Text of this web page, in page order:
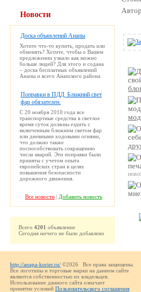
Новости
Доска объявлений Анапы
Хотите что-то купить, продать или
обменять? Хотите, чтобы о Вашем
предложении узнало как можно
больше людей? Для этого и содана
– доска бесплатных объявлений
Анапы и всего Анапского района
Поправки в ПДД. Ближний свет
фар обязателен.
С 20 ноября 2010 года все
транспортные средства в светлое
время суток должны ездить с
включенным ближним светом фар
или дневными ходовыми огнями,
что должно также
поспособствовать сокращению
числа аварий. Эти поправки были
приняты с учетом опыта
европейских стран в целях
повышения безопасности
дорожного движения.
Все новости| Добавить новость
Всего 4201 объявление
Сегодня ничего не было добавлено
http://anapa-kurier.ru/ ©2026 Все права защищены.
Все логотипы и торговые марки на данном сайте
являются собственностью их владельцев.
Использование данного сайта означает
принятие условий Пользовательского соглашения